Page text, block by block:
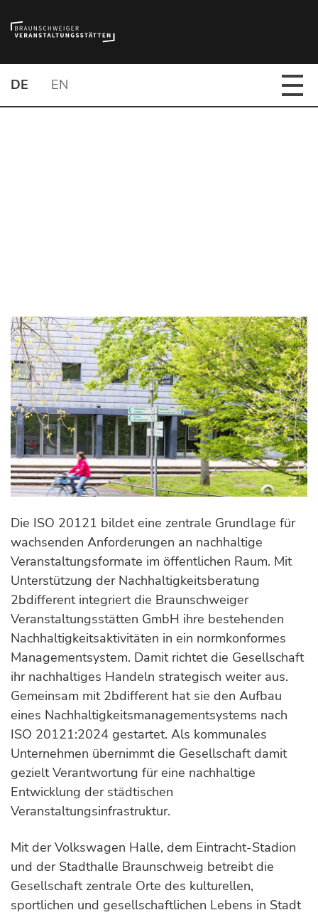
DE EN
Die ISO 20121 bildet eine zentrale Grundlage für
wachsenden Anforderungen an nachhaltige
Veranstaltungsformate im öffentlichen Raum. Mit
Unterstützung der Nachhaltigkeitsberatung
2bdifferent integriert die Braunschweiger
Veranstaltungsstätten GmbH ihre bestehenden
Nachhaltigkeitsaktivitäten in ein normkonformes
Managementsystem. Damit richtet die Gesellschaft
ihr nachhaltiges Handeln strategisch weiter aus.
Gemeinsam mit 2bdifferent hat sie den Aufbau
eines Nachhaltigkeitsmanagementsystems nach
ISO 20121:2024 gestartet. Als kommunales
Unternehmen übernimmt die Gesellschaft damit
gezielt Verantwortung für eine nachhaltige
Entwicklung der städtischen
Veranstaltungsinfrastruktur.
Mit der Volkswagen Halle, dem Eintracht-Stadion
und der Stadthalle Braunschweig betreibt die
Gesellschaft zentrale Orte des kulturellen,
sportlichen und gesellschaftlichen Lebens in Stadt